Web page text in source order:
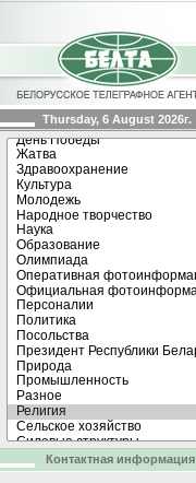
Thursday, 6 August 2026г.
Контактная информация